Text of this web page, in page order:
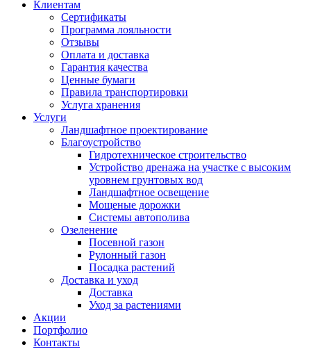
Клиентам
Сертификаты
Программа лояльности
Отзывы
Оплата и доставка
Гарантия качества
Ценные бумаги
Правила транспортировки
Услуга хранения
Услуги
Ландшафтное проектирование
Благоустройство
Гидротехническое строительство
Устройство дренажа на участке с высоким
уровнем грунтовых вод
Ландшафтное освещение
Мощеные дорожки
Системы автополива
Озеленение
Посевной газон
Рулонный газон
Посадка растений
Доставка и уход
Доставка
Уход за растениями
Акции
Портфолио
Контакты